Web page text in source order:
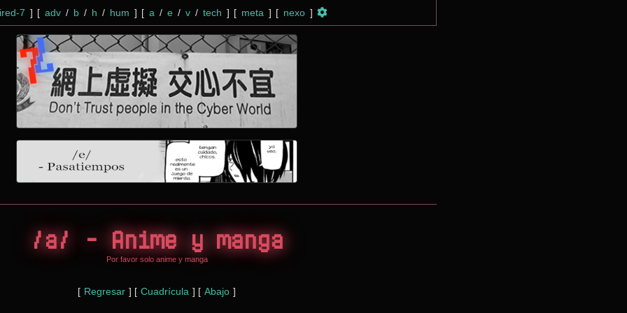
7 ] [ adv / b / h / hum ] [ a / e / v / tech ] [ meta ] [ nexo ]
/a/ - Anime y manga
Por favor solo anime y manga
[ Regresar ] [ Cuadrícula ] [ Abajo ]